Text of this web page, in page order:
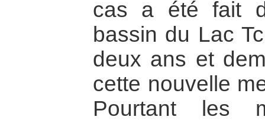
cas a été fait
bassin du Lac
deux ans et
cette nouvelle
Pourtant les